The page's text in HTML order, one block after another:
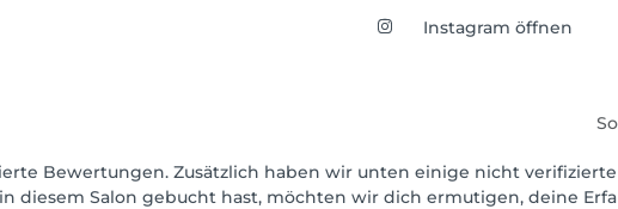
Instagram öffnen
Bewertungen. Zusätzlich haben wir unten einige nicht
diesem Salon gebucht hast, möchten wir dich ermutigen, deine